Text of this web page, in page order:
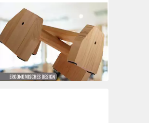
PEAK
Push-Up Griffe aus
€
€/ 1 Paar)
Werktagen bei dir